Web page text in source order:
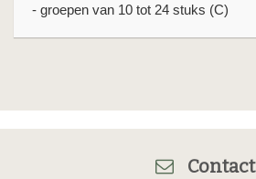
- groepen van 10 tot 24 stuks (C)
Contact